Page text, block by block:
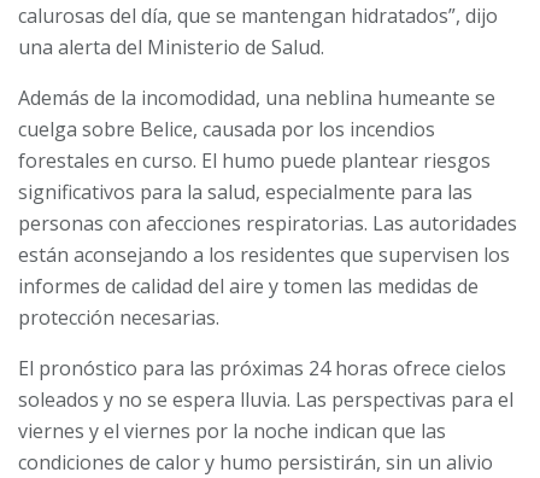
calurosas del día, que se mantengan hidratados”, dijo
una alerta del Ministerio de Salud.
Además de la incomodidad, una neblina humeante se
cuelga sobre Belice, causada por los incendios
forestales en curso. El humo puede plantear riesgos
significativos para la salud, especialmente para las
personas con afecciones respiratorias. Las autoridades
están aconsejando a los residentes que supervisen los
informes de calidad del aire y tomen las medidas de
protección necesarias.
El pronóstico para las próximas 24 horas ofrece cielos
soleados y no se espera lluvia. Las perspectivas para el
viernes y el viernes por la noche indican que las
condiciones de calor y humo persistirán, sin un alivio